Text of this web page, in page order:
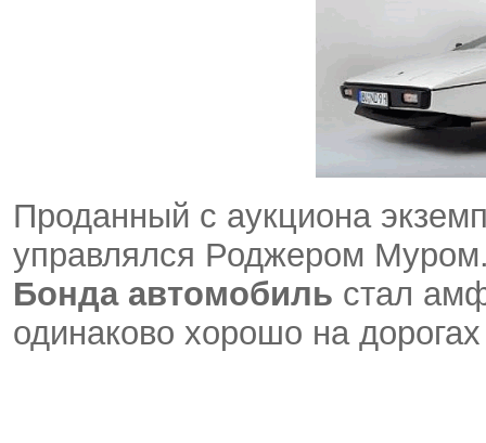
Проданный с аукциона
управлялся Роджером
Бонда автомобиль стал
одинаково хорошо на